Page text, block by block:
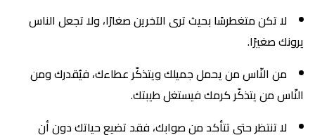
لا تكن متغطرسًا بحيث ترى الآخرين صغارًا، ولا تجعل الناس
يرونك صغيرًا.
من النّاس من يحمل جميلك ويتذكّر عطاءك، فيُقدرك ومن
النّاس من يتذكّر كرمك فيستغل طيبتك.
لا تنتظر حتى تتأكد من صوابك، فقد تضيع حياتك دون أن